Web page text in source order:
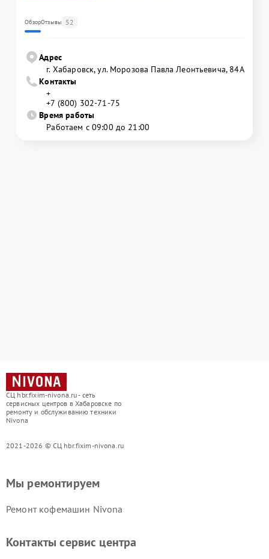
ОбзорОтзывы 52
Адрес
г. Хабаровск, ул. Морозова Павла Леонтьевича, 84А
Контакты
+
+7 (800) 302-71-75
Время работы
Работаем с 09:00 до 21:00
СЦ hbr.fixim-nivona.ru - сеть
сервисных центров в Хабаровске по
ремонту и обслуживанию техники
Nivona
2021-2026 © СЦ hbr.fixim-nivona.ru
Мы ремонтируем
Ремонт кофемашин Nivona
Контакты сервис центра